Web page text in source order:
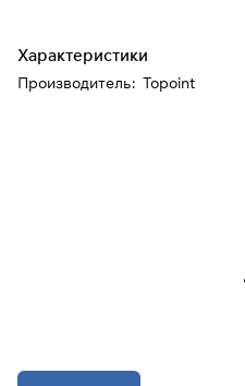
Характеристики
Производитель: Topoint
выберите
Оплачивайте
картой любого